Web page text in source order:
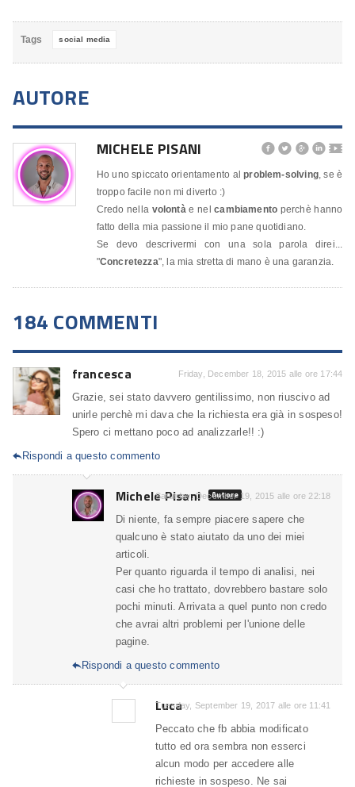
Tags social media
AUTORE
MICHELE PISANI     🎬
Ho uno spiccato orientamento alproblem-solving, se è
troppo facile non mi diverto :)
Credo nella volontàe nelcambiamento perchè hanno
fatto della mia passione il mio pane quotidiano.
Se devo descrivermi con una sola parola direi...
"Concretezza", la mia stretta di mano è una garanzia.
184 COMMENTI
francesca Friday, December 18, 2015 alle ore 17:44
Grazie, sei stato davvero gentilissimo, non riuscivo ad
unirle perchè mi dava che la richiesta era già in sospeso!
Spero ci mettano poco ad analizzarle!! :)
Rispondi a questo commento
Michele Pisani Autore
Saturday, December 19, 2015 alle ore 22:18
Di niente, fa sempre piacere sapere che
qualcuno è stato aiutato da uno dei miei
articoli.
Per quanto riguarda il tempo di analisi, nei
casi che ho trattato, dovrebbero bastare solo
pochi minuti. Arrivata a quel punto non credo
che avrai altri problemi per l'unione delle
pagine.
Rispondi a questo commento
Luca
Tuesday, September 19, 2017 alle ore 11:41
Peccato che fb abbia modificato
tutto ed ora sembra non esserci
alcun modo per accedere alle
richieste in sospeso. Ne sai